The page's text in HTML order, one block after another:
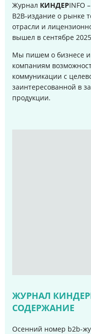
Журнал КИНДЕРINFO
B2B-издание о рынке
отрасли и
вышел в сентябре
Мы пишем о бизнесе и
компаниям
коммуникации с
заинтересованной в
продукции.
ЖУРНАЛ
СОДЕРЖАНИЕ
Осенний номер b2b-